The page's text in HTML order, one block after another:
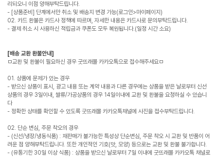
리되오니 이점 양해부탁드립니다.
- [상품준비] 단계에서만 취소 및 배송지 변경 가능(로그인>마이페이지)
02. 카드 환불은 카드사 정책에 따르며, 자세한 내용은 카드사로 문의부탁드립니다.
- 결제 취소 시 사용하신 적립금과 쿠폰도 모두 복원됩니다.(일정 시간 소요)
[배송 교환 환불안내]
ㅁ교환 및 환불이 필요하신 경우 굿뜨래몰 카카오톡으로 접수해주세요ㅁ
01. 상품에 문제가 있는 경우
- 받으신 상품이 표시, 광고 내용 또는 계약 내용과 다른 경우에는 상품을 받은 날로부터 신선
상품의 경우 3일이내, 쌀류/가공상품의 경우 14일이내에 교환 및 환불을 요청하실 수 있습니
다
- 정확한 상태를 확인할 수 있도록 굿뜨래몰 카카오톡채널에 사진을 접수부탁드립니다.
02. 단순 변심, 주문 착오의 경우
- (신선/냉장/냉동식품) : 재판매가 불가능한 특성상 단순변심, 주문 착오 시 교환 및 반품이 어
려운 점 양해부탁드립니다. 또한 개인적인 기호(맛, 모양) 등으로는 교환 및 환불 불가합니다.
- (유통기한 30일 이상 식품) : 상품을 받으신 날로부터 7일 이내에 굿뜨래몰 카카오톡 채널로